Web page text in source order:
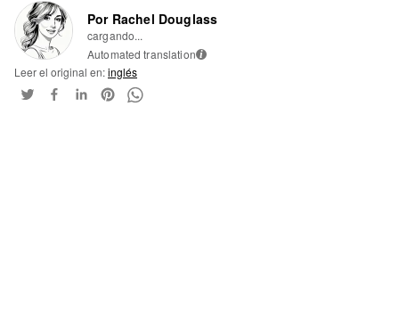
Por Rachel Douglass
cargando...
Automated translation i
Leer el original en:inglés